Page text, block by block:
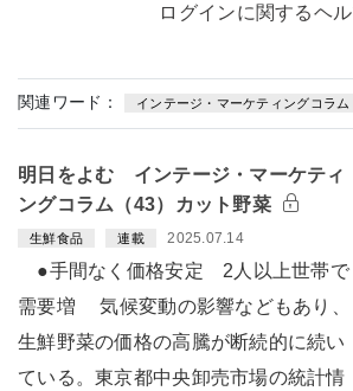
ログインに関するヘ
関連ワード： インテージ・マーケティングコラム
明日をよむ インテージ・マーケティ
ングコラム（43）カット野菜
生鮮食品 連載 2025.07.14
●手間なく価格安定 2人以上世帯で
需要増 気候変動の影響などもあり、
生鮮野菜の価格の高騰が断続的に続い
ている。東京都中央卸売市場の統計情